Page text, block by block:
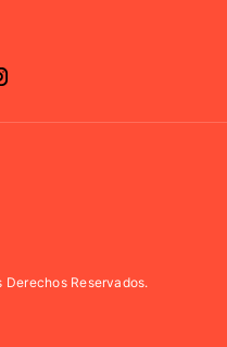
Derechos Reservados.